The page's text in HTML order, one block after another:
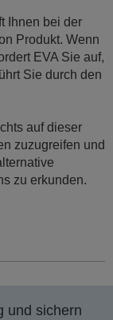
Ihnen bei der
Produkt. Wenn
EVA Sie auf,
Sie durch den
auf dieser
zuzugreifen und
zu erkunden.
und sichern